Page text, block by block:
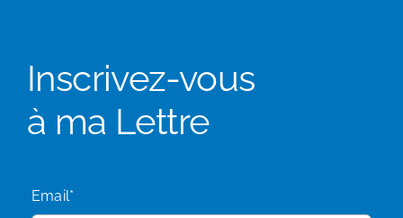
Inscrivez-vous
à ma Lettre
Email*